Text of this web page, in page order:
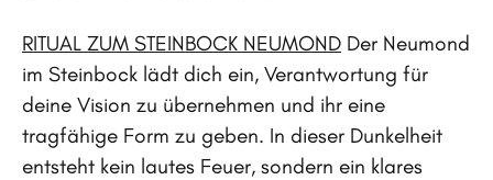
RITUAL ZUM STEINBOCK NEUMOND Der Neumond
im Steinbock lädt dich ein, Verantwortung für
deine Vision zu übernehmen und ihr eine
tragfähige Form zu geben. In dieser Dunkelheit
entsteht kein lautes Feuer, sondern ein klares